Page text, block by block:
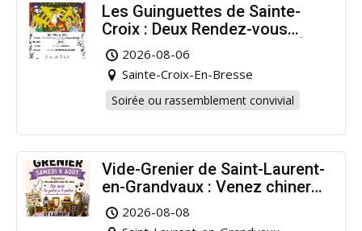
Les Guinguettes de Sainte-
Croix : Deux Rendez-vous
Dansants pour Prolonger l’Été
!
2026-08-06
Sainte-Croix-En-Bresse
Soirée ou rassemblement convivial
Vide-Grenier de Saint-Laurent-
en-Grandvaux : Venez chiner
pour la bonne cause !
2026-08-08